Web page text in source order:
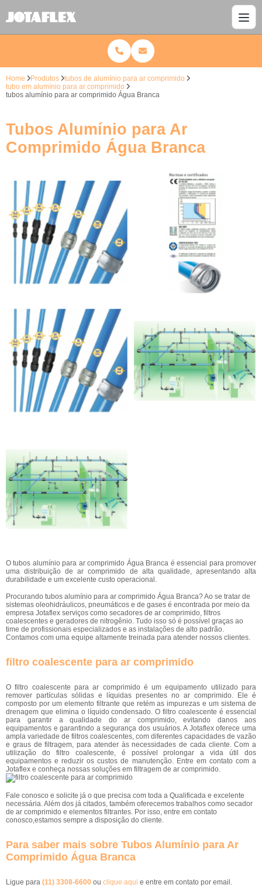
Home Produtos
tubos de alumínio para ar comprimido
tubo em alumínio para ar comprimido
tubos alumínio para ar comprimido Água Branca
Tubos Alumínio para Ar
Comprimido Água Branca
O tubos alumínio para ar comprimido Água Branca é essencial para promover
uma distribuição de ar comprimido de alta qualidade, apresentando alta
durabilidade e um excelente custo operacional.
Procurando tubos alumínio para ar comprimido Água Branca? Ao se tratar de
sistemas oleohidráulicos, pneumáticos e de gases é encontrada por meio da
empresa Jotaflex serviços como secadores de ar comprimido, filtros
coalescentes e geradores de nitrogênio. Tudo isso só é possível graças ao
time de profissionais especializados e as instalações de alto padrão.
Contamos com uma equipe altamente treinada para atender nossos clientes.
filtro coalescente para ar comprimido
O filtro coalescente para ar comprimido é um equipamento utilizado para
remover partículas sólidas e líquidas presentes no ar comprimido. Ele é
composto por um elemento filtrante que retém as impurezas e um sistema de
drenagem que elimina o líquido condensado. O filtro coalescente é essencial
para garantir a qualidade do ar comprimido, evitando danos aos
equipamentos e garantindo a segurança dos usuários. A Jotaflex oferece uma
ampla variedade de filtros coalescentes, com diferentes capacidades de vazão
e graus de filtragem, para atender às necessidades de cada cliente. Com a
utilização do filtro coalescente, é possível prolongar a vida útil dos
equipamentos e reduzir os custos de manutenção. Entre em contato com a
Jotaflex e conheça nossas soluções em filtragem de ar comprimido.
Fale conosco e solicite já o que precisa com toda a Qualificada e excelente
necessária. Além dos já citados, também oferecemos trabalhos como secador
de ar comprimido e elementos filtrantes. Por isso, entre em contato
conosco,estamos sempre a disposição do cliente.
Para saber mais sobre Tubos Alumínio para Ar
Comprimido Água Branca
Ligue para (11) 3308-6600 ou clique aqui e entre em contato por email.